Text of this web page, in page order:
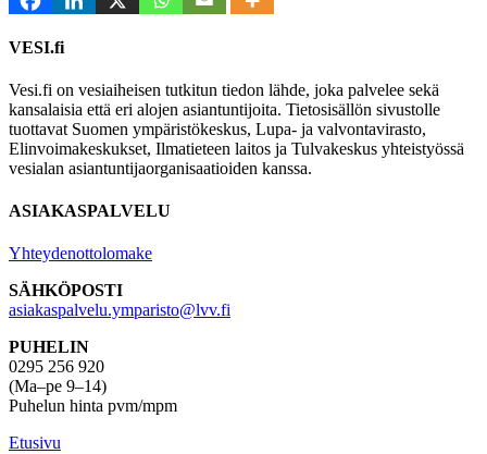
VESI.fi
Vesi.fi on vesiaiheisen tutkitun tiedon lähde, joka palvelee sekä
kansalaisia että eri alojen asiantuntijoita. Tietosisällön sivustolle
tuottavat Suomen ympäristökeskus, Lupa- ja valvontavirasto,
Elinvoimakeskukset, Ilmatieteen laitos ja Tulvakeskus yhteistyössä
vesialan asiantuntijaorganisaatioiden kanssa.
ASIAKASPALVELU
Yhteydenottolomake
SÄHKÖPOSTI
asiakaspalvelu.ymparisto@lvv.fi
PUHELIN
0295 256 920
(Ma–pe 9–14)
Puhelun hinta pvm/mpm
Etusivu